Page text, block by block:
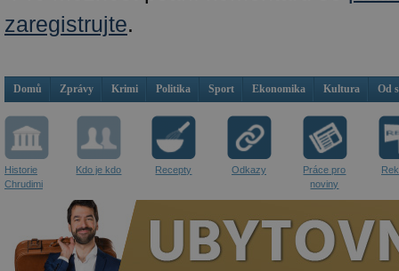
zaregistrujte.
Domů Zprávy Krimi Politika Sport Ekonomika Kultura Od
Historie
Chrudimi
Kdo je kdo Recepty Odkazy
Práce pro
noviny